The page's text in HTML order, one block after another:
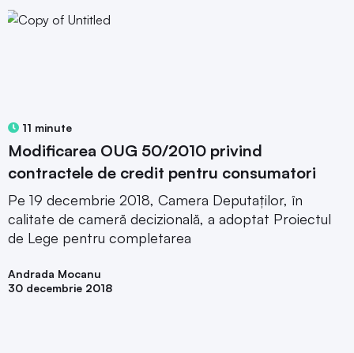
11 minute
Modificarea OUG 50/2010 privind
contractele de credit pentru consumatori
Pe 19 decembrie 2018, Camera Deputaților, în
calitate de cameră decizională, a adoptat Proiectul
de Lege pentru completarea
Andrada Mocanu
30 decembrie 2018